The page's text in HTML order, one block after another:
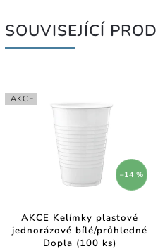
SOUVISEJÍCÍ
AKCE
–14 %
AKCE Kelímky plastové
jednorázové bílé/průhledné
Dopla (100 ks)